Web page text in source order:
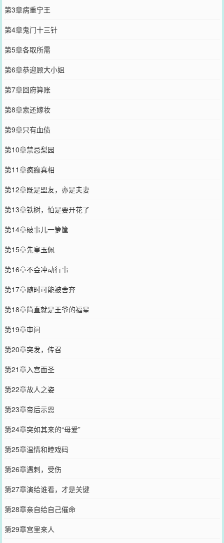
第3章病重宁王
第4章鬼门十三针
第5章各取所需
第6章恭迎顾大小姐
第7章回府算账
第8章索还嫁妆
第9章只有血债
第10章禁忌梨园
第11章疯癫真相
第12章既是盟友，亦是夫妻
第13章铁树，怕是要开花了
第14章破事儿一箩筐
第15章先皇玉佩
第16章不会冲动行事
第17章随时可能被舍弃
第18章简直就是王爷的福星
第19章审问
第20章突发，传召
第21章入宫面圣
第22章故人之姿
第23章帝后示恩
第24章突如其来的“母爱”
第25章温情和睦戏码
第26章遇刺，受伤
第27章演给谁看，才是关键
第28章亲自给自己催命
第29章宫里来人